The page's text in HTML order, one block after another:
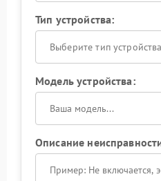
Тип устройства:
Выберите тип устройства
Модель устройства:
Описание